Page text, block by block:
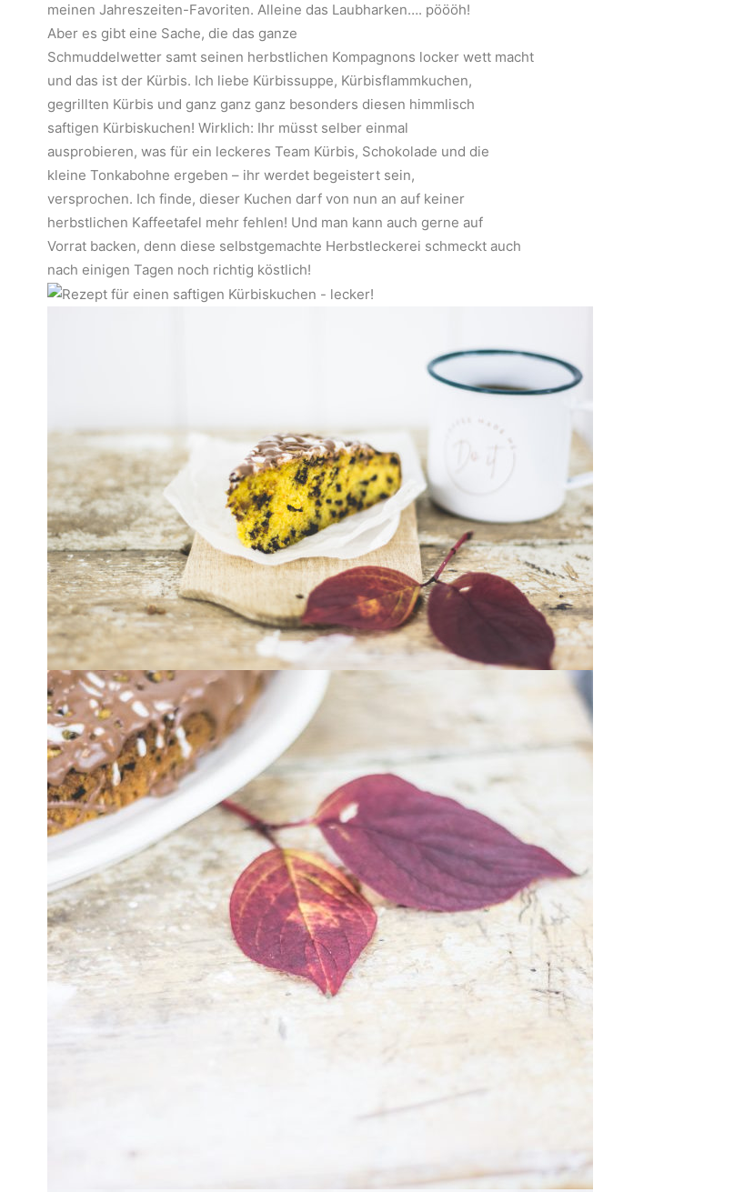
meinen Jahreszeiten-Favoriten. Alleine das Laubharken…. pöööh!
Aber es gibt eine Sache, die das ganze
Schmuddelwetter samt seinen herbstlichen Kompagnons locker wett macht
und das ist der Kürbis. Ich liebe Kürbissuppe, Kürbisflammkuchen,
gegrillten Kürbis und ganz ganz ganz besonders diesen himmlisch
saftigen Kürbiskuchen! Wirklich: Ihr müsst selber einmal
ausprobieren, was für ein leckeres Team Kürbis, Schokolade und die
kleine Tonkabohne ergeben – ihr werdet begeistert sein,
versprochen. Ich finde, dieser Kuchen darf von nun an auf keiner
herbstlichen Kaffeetafel mehr fehlen! Und man kann auch gerne auf
Vorrat backen, denn diese selbstgemachte Herbstleckerei schmeckt auch
nach einigen Tagen noch richtig köstlich!